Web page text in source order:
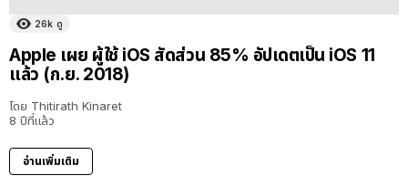
26k ดู
Apple เผย ผู้ใช้ iOS สัดส่วน 85% อัปเดตเป็น iOS 11
แล้ว (ก.ย. 2018)
โดย Thitirath Kinaret
8 ปีที่แล้ว
อ่านเพิ่มเติม